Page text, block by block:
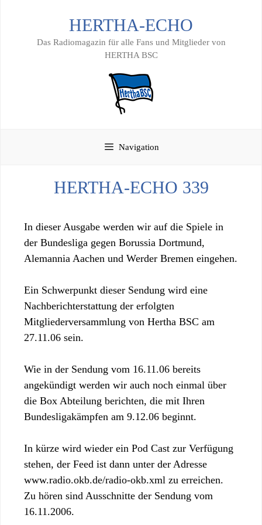
HERTHA-ECHO
Das Radiomagazin für alle Fans und Mitglieder von
HERTHA BSC
Navigation
HERTHA-ECHO 339
In dieser Ausgabe werden wir auf die Spiele in
der Bundesliga gegen Borussia Dortmund,
Alemannia Aachen und Werder Bremen eingehen.
Ein Schwerpunkt dieser Sendung wird eine
Nachberichterstattung der erfolgten
Mitgliederversammlung von Hertha BSC am
27.11.06 sein.
Wie in der Sendung vom 16.11.06 bereits
angekündigt werden wir auch noch einmal über
die Box Abteilung berichten, die mit Ihren
Bundesligakämpfen am 9.12.06 beginnt.
In kürze wird wieder ein Pod Cast zur Verfügung
stehen, der Feed ist dann unter der Adresse
www.radio.okb.de/radio-okb.xml zu erreichen.
Zu hören sind Ausschnitte der Sendung vom
16.11.2006.